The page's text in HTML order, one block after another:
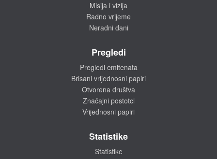
Misija i vizija
Radno vrijeme
Neradni dani
Pregledi
Pregledi emitenata
Brisani vrijednosni papiri
Otvorena društva
Značajni postotci
Vrijednosni papiri
Statistike
Statistike